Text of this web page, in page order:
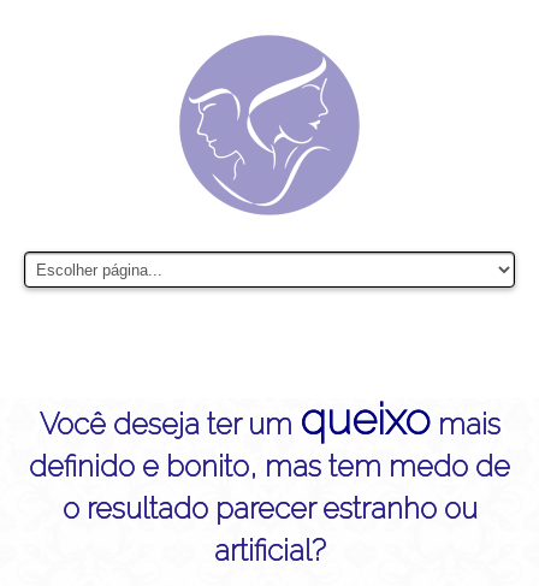
Você deseja ter um queixomais
definido e bonito, mas tem medo de
o resultado parecer estranho ou
artificial?